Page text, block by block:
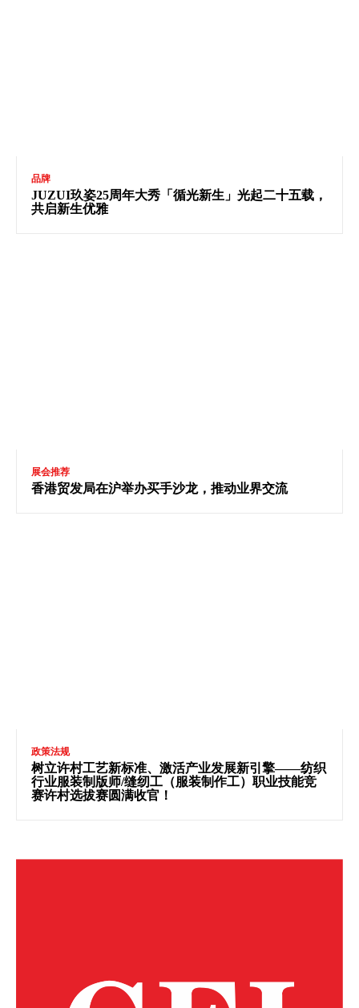
品牌
JUZUI玖姿25周年大秀「循光新生」光起二十五载，
共启新生优雅
展会推荐
香港贸发局在沪举办买手沙龙，推动业界交流
政策法规
树立许村工艺新标准、激活产业发展新引擎——纺织
行业服装制版师/缝纫工（服装制作工）职业技能竞
赛许村选拔赛圆满收官！